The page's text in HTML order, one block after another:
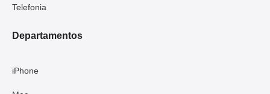
Telefonia
Departamentos
iPhone